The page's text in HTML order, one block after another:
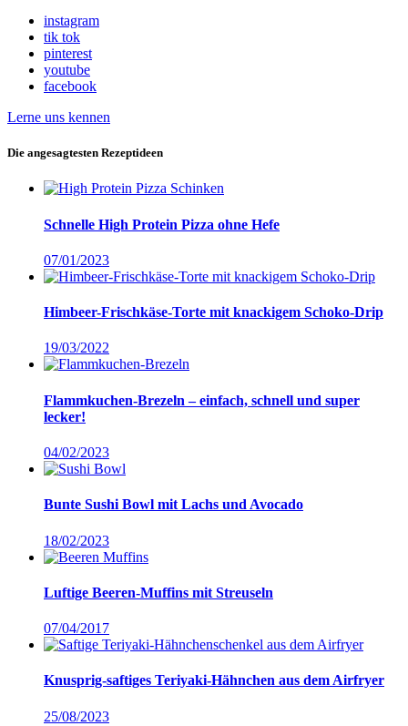
instagram
tik tok
pinterest
youtube
facebook
Lerne uns kennen
Die angesagtesten Rezeptideen
Schnelle High Protein Pizza ohne Hefe
07/01/2023
Himbeer-Frischkäse-Torte mit knackigem Schoko-Drip
19/03/2022
Flammkuchen-Brezeln – einfach, schnell und super
lecker!
04/02/2023
Bunte Sushi Bowl mit Lachs und Avocado
18/02/2023
Luftige Beeren-Muffins mit Streuseln
07/04/2017
Knusprig-saftiges Teriyaki-Hähnchen aus dem Airfryer
25/08/2023